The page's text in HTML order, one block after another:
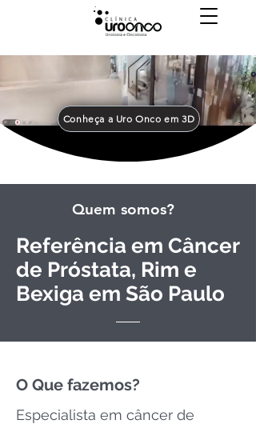
Conheça a Uro Onco em 3D
Quem somos?
Referência em Câncer
de Próstata, Rim e
Bexiga em São Paulo
O Que fazemos?
Especialista em câncer de